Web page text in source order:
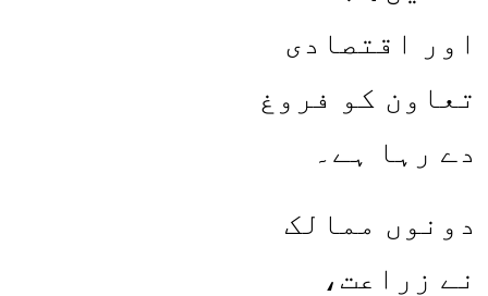
اور اقتصادی
تعاون کو فروغ
دے رہا ہے۔
دونوں ممالک
نے زراعت،